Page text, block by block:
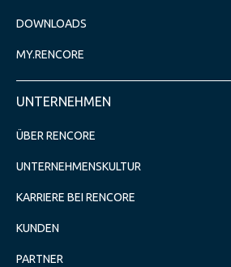
DOWNLOADS
MY.RENCORE
UNTERNEHMEN
ÜBER RENCORE
UNTERNEHMENSKULTUR
KARRIERE BEI RENCORE
KUNDEN
PARTNER